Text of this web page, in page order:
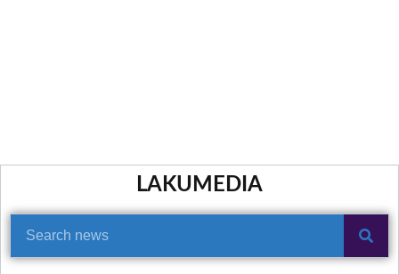
LAKUMEDIA